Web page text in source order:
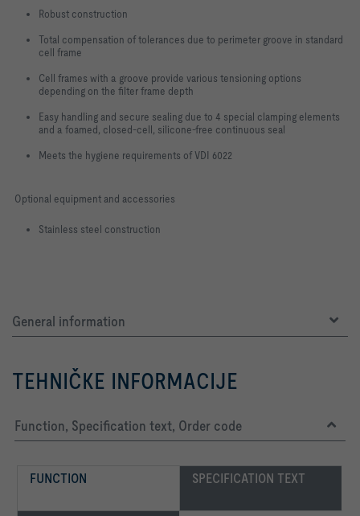
Robust construction
Total compensation of tolerances due to perimeter groove in standard
cell frame
Cell frames with a groove provide various tensioning options
depending on the filter frame depth
Easy handling and secure sealing due to 4 special clamping elements
and a foamed, closed-cell, silicone-free continuous seal
Meets the hygiene requirements of VDI 6022
Optional equipment and accessories
Stainless steel construction
General information
TEHNIČKE INFORMACIJE
Function, Specification text, Order code
FUNCTION SPECIFICATION TEXT